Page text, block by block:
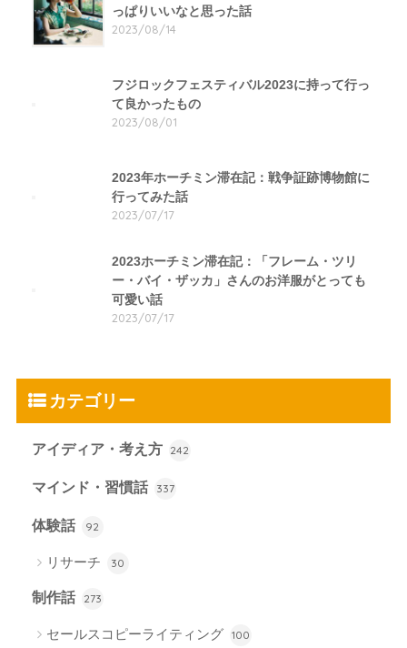
っぱりいいなと思った話
2023/08/14
フジロックフェスティバル2023に持って行っ
て良かったもの
2023/08/01
2023年ホーチミン滞在記：戦争証跡博物館に
行ってみた話
2023/07/17
2023ホーチミン滞在記：「フレーム・ツリ
ー・バイ・ザッカ」さんのお洋服がとっても
可愛い話
2023/07/17
カテゴリー
アイディア・考え方 242
マインド・習慣話 337
体験話 92
リサーチ 30
制作話 273
セールスコピーライティング 100